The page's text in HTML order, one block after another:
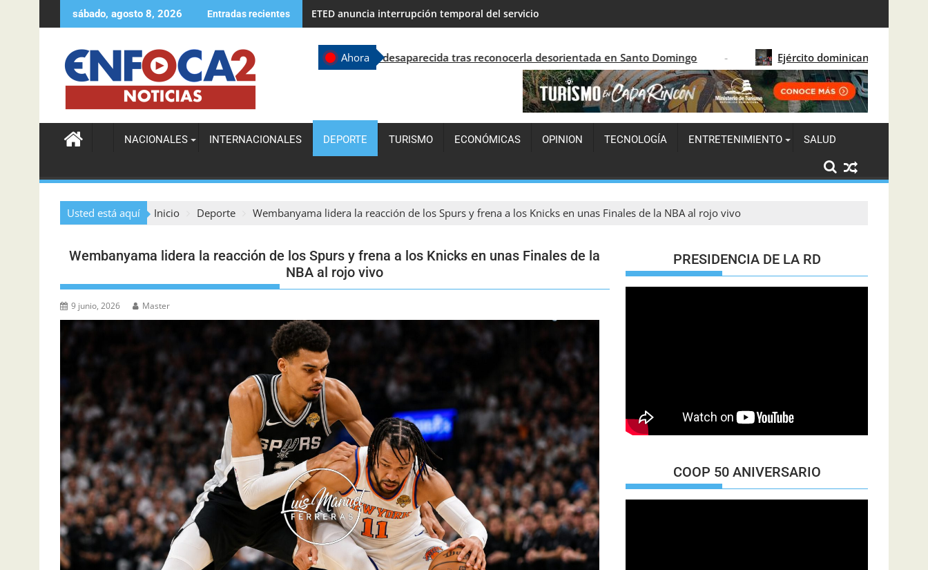
sábado, agosto 8, 2026 Entradas recientes LA GUERRA MÁS PELIGROSA ES LA QUE LLEVAS CONTRA TI MISMO
Ahora
Agente de la DIGESETT ayuda a localizar a mujer desaparecida tras reconocerla desorientada en Santo Domingo Ejército dominicano detiene a 122 migrantes
NACIONALES INTERNACIONALES DEPORTE TURISMO ECONÓMICAS OPINION TECNOLOGÍA ENTRETENIMIENTO SALUD
Usted está aquí Inicio Deporte Wembanyama lidera la reacción de los Spurs y frena a los Knicks en unas Finales de la NBA al rojo vivo
Wembanyama lidera la reacción de los Spurs y frena a los Knicks en unas Finales de la
NBA al rojo vivo
9 junio, 2026 Master
PRESIDENCIA DE LA RD
COOP 50 ANIVERSARIO